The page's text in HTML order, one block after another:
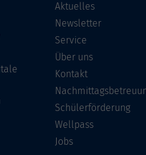
Aktuelles
Newsletter
Service
Über uns
Kontakt
Schülerförderung
Wellpass
Jobs